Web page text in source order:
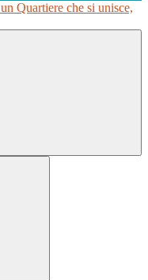
un Quartiere che si unisce,